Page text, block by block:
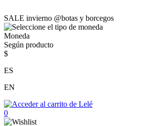
SALE invierno @botas y borcegos
Moneda
Según producto
$
ES
EN
0